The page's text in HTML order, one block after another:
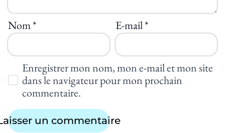
Nom* E-mail*
Enregistrer mon nom, mon e-mail et mon site
dans le navigateur pour mon prochain
commentaire.